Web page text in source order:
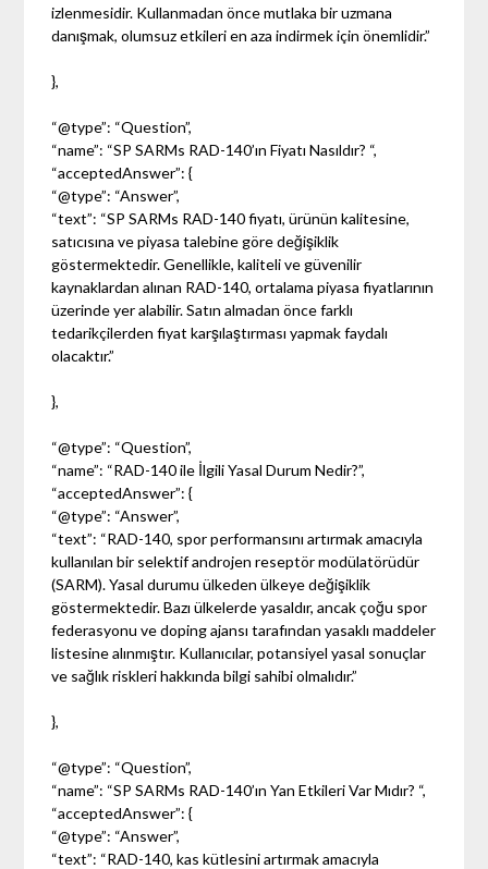
izlenmesidir. Kullanmadan önce mutlaka bir uzmana
danışmak, olumsuz etkileri en aza indirmek için önemlidir.”
},
“@type”: “Question”,
“name”: “SP SARMs RAD-140’ın Fiyatı Nasıldır? “,
“acceptedAnswer”: {
“@type”: “Answer”,
“text”: “SP SARMs RAD-140 fiyatı, ürünün kalitesine,
satıcısına ve piyasa talebine göre değişiklik
göstermektedir. Genellikle, kaliteli ve güvenilir
kaynaklardan alınan RAD-140, ortalama piyasa fiyatlarının
üzerinde yer alabilir. Satın almadan önce farklı
tedarikçilerden fiyat karşılaştırması yapmak faydalı
olacaktır.”
},
“@type”: “Question”,
“name”: “RAD-140 ile İlgili Yasal Durum Nedir?”,
“acceptedAnswer”: {
“@type”: “Answer”,
“text”: “RAD-140, spor performansını artırmak amacıyla
kullanılan bir selektif androjen reseptör modülatörüdür
(SARM). Yasal durumu ülkeden ülkeye değişiklik
göstermektedir. Bazı ülkelerde yasaldır, ancak çoğu spor
federasyonu ve doping ajansı tarafından yasaklı maddeler
listesine alınmıştır. Kullanıcılar, potansiyel yasal sonuçlar
ve sağlık riskleri hakkında bilgi sahibi olmalıdır.”
},
“@type”: “Question”,
“name”: “SP SARMs RAD-140’ın Yan Etkileri Var Mıdır? “,
“acceptedAnswer”: {
“@type”: “Answer”,
“text”: “RAD-140, kas kütlesini artırmak amacıyla